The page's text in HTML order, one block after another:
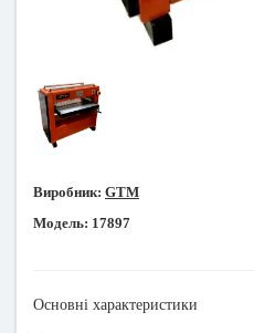
Виробник: GTM
Модель: 17897
Основні характеристики